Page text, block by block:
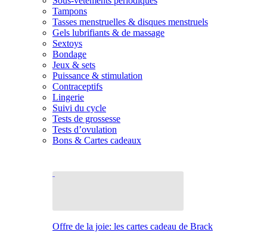
Tampons
Tasses menstruelles & disques menstruels
Gels lubrifiants & de massage
Sextoys
Bondage
Jeux & sets
Puissance & stimulation
Contraceptifs
Lingerie
Suivi du cycle
Tests de grossesse
Tests d’ovulation
Bons & Cartes cadeaux
Offre de la joie: les cartes cadeau de Brack